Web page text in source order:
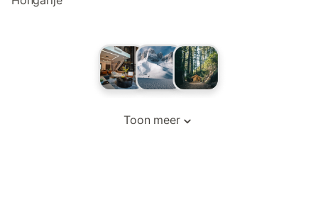
Toon meer